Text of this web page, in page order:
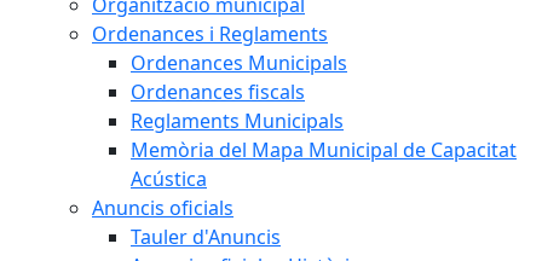
Ordenances i Reglaments
Ordenances Municipals
Ordenances fiscals
Reglaments Municipals
Memòria del Mapa Municipal de Capacitat
Acústica
Anuncis oficials
Tauler d'Anuncis